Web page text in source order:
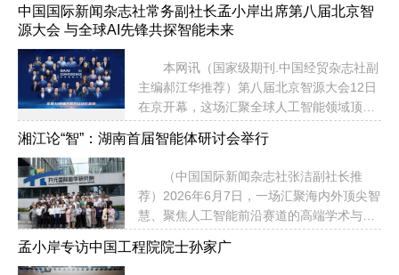
怎样约束。大会首日，ACM A.M. Turing
Award 获得者 Andrew G. Barto 与 Whitfield
富的人工智能创新资源、最具活力的产业生
态和坚实的新型基础设施保障，正着力将其
加强政策集成和资源统筹，当好人工智能生
态建设的参与者，全力支持各类创新主体发
展壮大，着力打造世界一流的创新高地。当
好人工智能技术应用的拓展者，深入实施“人
智慧城市，推动政务服务数智化，加快医
疗、教育等垂直领域...
中国国际新闻杂志社常务副社长孟小岸出席第八届北京智
源大会 与全球AI先锋共探智能未来
本网讯（国家级期刊.中国经贸杂志社副
主编郝江华推荐）第八届北京智源大会12日
在京开幕，这场汇聚全球人工智能领域顶尖
引14位图灵奖得主与全球AI先锋齐聚，成为
际新闻杂志社常务副社长孟小岸受邀参会，
与中外专家学者共探下一代智能发展方
向。 本届大会由北京智源人工智能研究
院主办，以“重构世界——定义下一代智能未
湘江论“智”：湖南首届智能体研讨会举行
（中国国际新闻杂志社张洁副社长推
荐）2026年6月7日，一场汇聚海内外顶尖智
慧、聚焦人工智能前沿赛道的高端学术与产
办。活动吸引了来自美国硅谷、欧洲丹麦、
孟小岸专访中国工程院院士孙家广